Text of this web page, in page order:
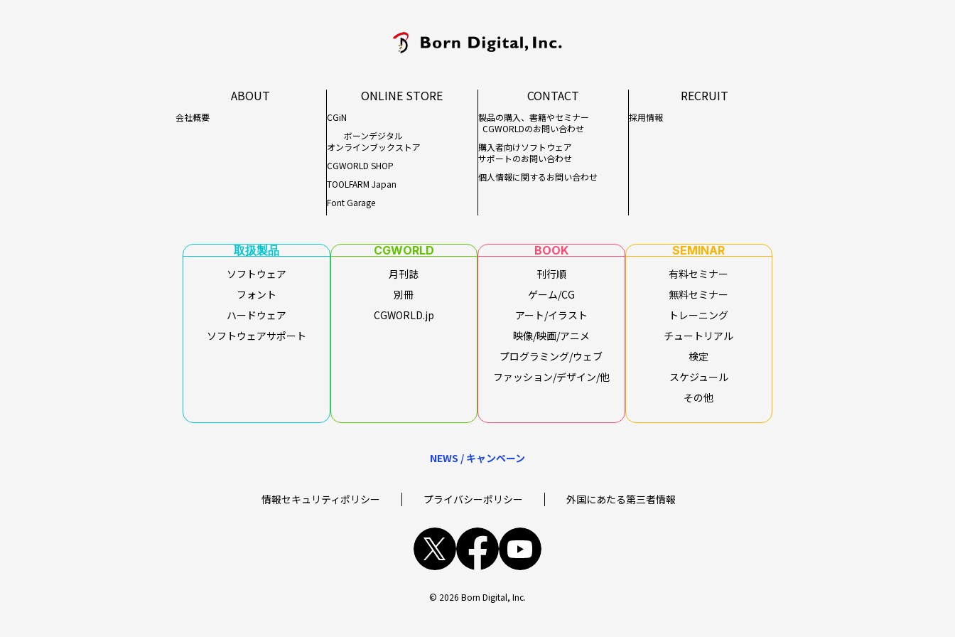
ABOUT
会社概要
ONLINE STORE
CGiN
ボーンデジタル
オンラインブックストア
CGWORLD SHOP
TOOLFARM Japan
Font Garage
CONTACT
製品の購入、書籍やセミナー
CGWORLDのお問い合わせ
購入者向けソフトウェア
サポートのお問い合わせ
個人情報に関するお問い合わせ
RECRUIT
採用情報
取扱製品
ソフトウェア
フォント
ハードウェア
ソフトウェアサポート
CGWORLD
月刊誌
別冊
CGWORLD.jp
BOOK
刊行順
ゲーム/CG
アート/イラスト
映像/映画/アニメ
プログラミング/ウェブ
ファッション/デザイン/他
SEMINAR
有料セミナー
無料セミナー
トレーニング
チュートリアル
検定
スケジュール
その他
NEWS / キャンペーン
情報セキュリティポリシー プライバシーポリシー 外国にあたる第三者情報
x facebook
© 2026 Born Digital, Inc.